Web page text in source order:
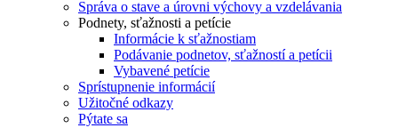
Správa o stave a úrovni výchovy a vzdelávania
Podnety, sťažnosti a petície
Informácie k sťažnostiam
Podávanie podnetov, sťažností a petícii
Vybavené petície
Sprístupnenie informácií
Užitočné odkazy
Pýtate sa